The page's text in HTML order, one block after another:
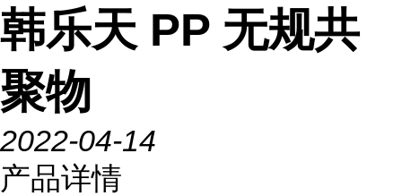
韩乐天 PP 无规共
聚物
2022-04-14
产品详情